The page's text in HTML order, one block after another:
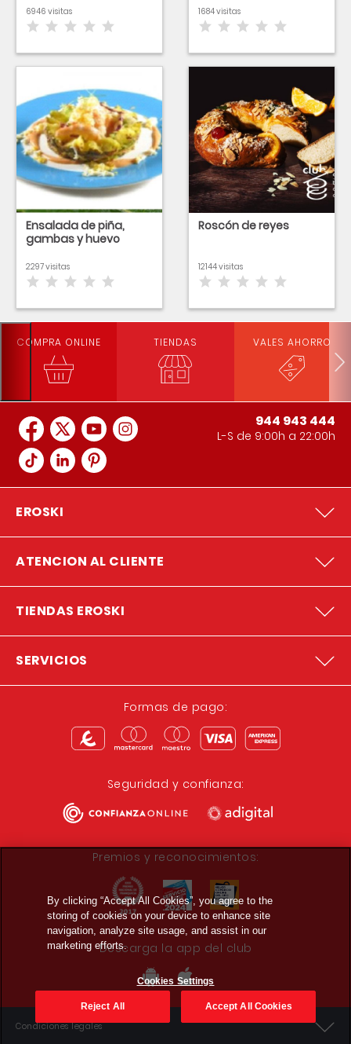
6946 visitas 1684 visitas
Ensalada de piña,
gambas y huevo
2297 visitas
Roscón de reyes
12144 visitas
COMPRA ONLINE TIENDAS VALES AHORRO
944 943 444
L-S de 9:00h a 22:00h
EROSKI
ATENCION AL CLIENTE
TIENDAS EROSKI
SERVICIOS
Formas de pago:
Seguridad y confianza:
Premios y reconocimientos:
Descarga la app del club
Condiciones legales
By clicking “Accept All Cookies”, you agree to the
storing of cookies on your device to enhance site
navigation, analyze site usage, and assist in our
marketing efforts.
Cookies Settings
Reject All Accept All Cookies